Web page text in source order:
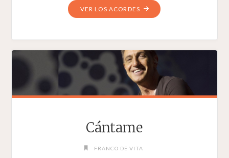
VER LOS ACORDES"ANTIGUA
RECETA
Cántame
FRANCO DE VITA